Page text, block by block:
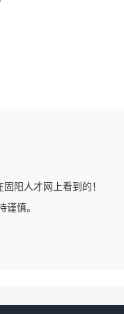
阳人才网上看到的！
谨慎。